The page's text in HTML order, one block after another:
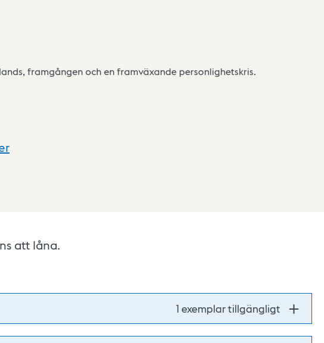
framgången och en framväxande personlighetskris.
att låna.
1 exemplar tillgängligt